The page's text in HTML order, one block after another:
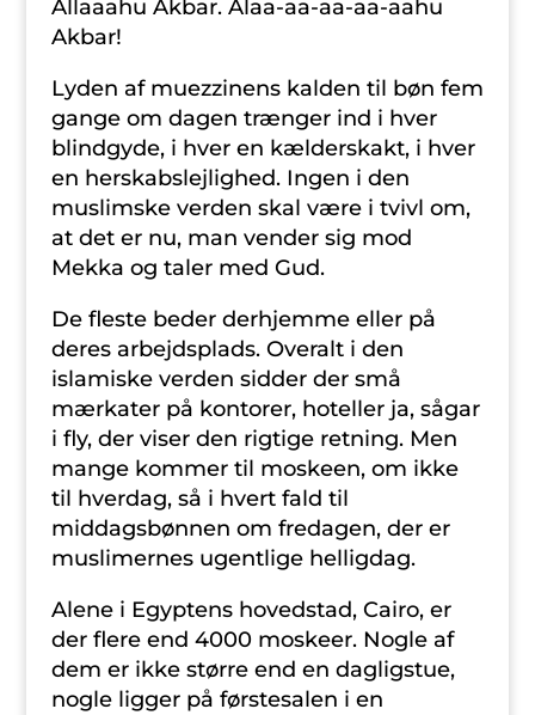
Allaaahu Akbar. Alaa-aa-aa-aa-aahu
Akbar!
Lyden af muezzinens kalden til bøn fem
gange om dagen trænger ind i hver
blindgyde, i hver en kælderskakt, i hver
en herskabslejlighed. Ingen i den
muslimske verden skal være i tvivl om,
at det er nu, man vender sig mod
Mekka og taler med Gud.
De fleste beder derhjemme eller på
deres arbejdsplads. Overalt i den
islamiske verden sidder der små
mærkater på kontorer, hoteller ja, sågar
i fly, der viser den rigtige retning. Men
mange kommer til moskeen, om ikke
til hverdag, så i hvert fald til
middagsbønnen om fredagen, der er
muslimernes ugentlige helligdag.
Alene i Egyptens hovedstad, Cairo, er
der flere end 4000 moskeer. Nogle af
dem er ikke større end en dagligstue,
nogle ligger på førstesalen i en